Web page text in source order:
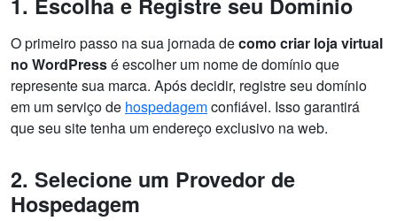
1. Escolha e Registre seu Domínio
O primeiro passo na sua jornada decomo criar loja virtual
no WordPressé escolher um nome de domínio que
represente sua marca. Após decidir, registre seu domínio
em um serviço de hospedagemconfiável. Isso garantirá
que seu site tenha um endereço exclusivo na web.
2. Selecione um Provedor de
Hospedagem